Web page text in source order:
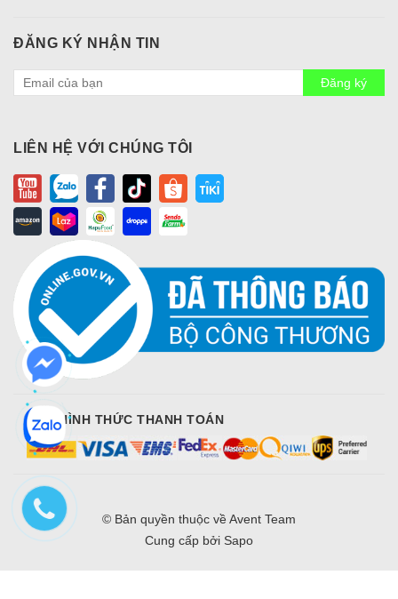
ĐĂNG KÝ NHẬN TIN
Đăng ký
LIÊN HỆ VỚI CHÚNG TÔI
CÁC HÌNH THỨC THANH TOÁN
© Bản quyền thuộc về Avent Team
Cung cấp bởi Sapo